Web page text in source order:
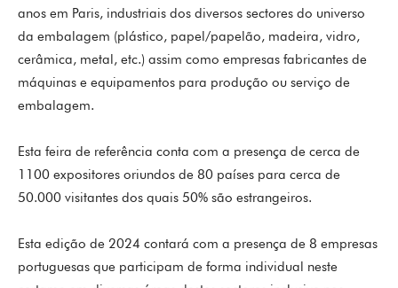
anos em Paris, industriais dos diversos sectores do universo
da embalagem (plástico, papel/papelão, madeira, vidro,
cerâmica, metal, etc.) assim como empresas fabricantes de
máquinas e equipamentos para produção ou serviço de
embalagem.
Esta feira de referência conta com a presença de cerca de
1100 expositores oriundos de 80 países para cerca de
50.000 visitantes dos quais 50% são estrangeiros.
Esta edição de 2024 contará com a presença de 8 empresas
portuguesas que participam de forma individual neste